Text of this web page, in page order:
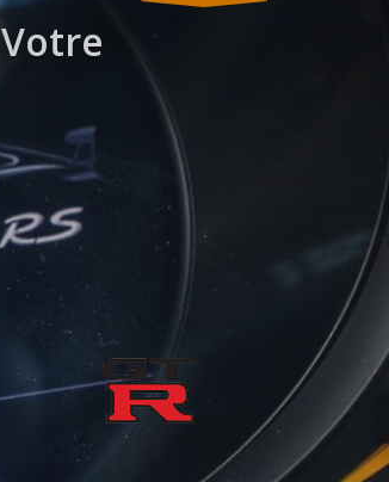
Votre